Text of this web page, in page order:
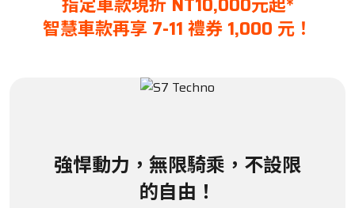
專賣門市
換電服務
ATR 共享機車
智慧車款再享 7-11 禮券 1,000 元！
強悍動力，無限騎乘，不設限
的自由！